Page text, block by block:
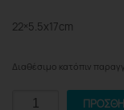
22×5.5x17cm
Διαθέσιμο κατόπιν
BORMANN